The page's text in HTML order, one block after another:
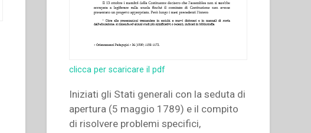
clicca per scaricare il pdf
Iniziati gli Stati generali con la seduta di
apertura (5 maggio 1789) e il compito
di risolvere problemi specifici,